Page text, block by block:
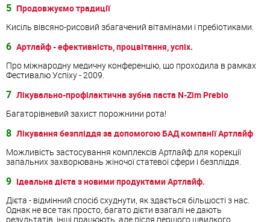
5 Продовжуємо традиції
Кисіль вівсяно-рисовий збагачений вітамінами і пребіотиками.
6 Артлайф - ефективність, процвітання, успіх.
Про міжнародну медичну конференцію, що проходила в рамках
Фестивалю Успіху - 2009.
7 Лікувально-профілактична зубна паста N-Zim Prebio
Багаторівневий захист порожнини рота!
8 Лікування безпліддя за допомогою БАД компанії Артлайф
Можливість застосування комплексів Артлайф для корекції
запальних захворювань жіночої статевої сфери і безпліддя.
9 Ідеальна дієта з новими продуктами Артлайф.
Дієта - відмінний спосіб схуднути, як здається більшості з нас.
Однак не все так просто, багато дієти взагалі не дають
результатів, інші працюють, але після першого швидкого